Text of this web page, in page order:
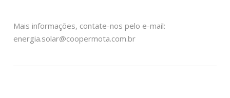
Mais informações, contate-nos pelo e-mail:
energia.solar@coopermota.com.br